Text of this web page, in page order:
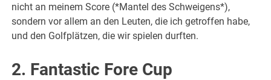
nicht an meinem Score (*Mantel des Schweigens*),
sondern vor allem an den Leuten, die ich getroffen habe,
und den Golfplätzen, die wir spielen durften.
2. Fantastic Fore Cup